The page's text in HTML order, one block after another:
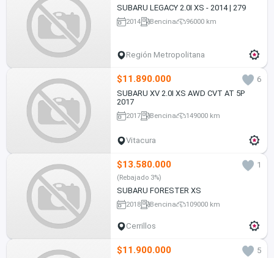
SUBARU LEGACY 2.0I XS - 2014 | 279
2014 Bencina 96000 km
Región Metropolitana
$11.890.000
6
SUBARU XV 2.0I XS AWD CVT AT 5P
2017
2017 Bencina 149000 km
Vitacura
$13.580.000 1
(Rebajado 3%)
SUBARU FORESTER XS
2018 Bencina 109000 km
Cerrillos
$11.900.000
5